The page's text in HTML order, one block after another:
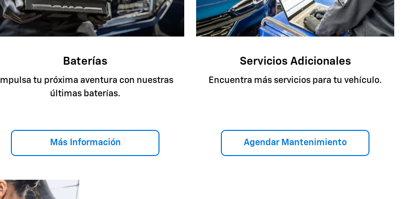
Baterías
Impulsa tu próxima aventura con nuestras
últimas baterías.
Más Información
Servicios Adicionales
Encuentra más servicios para tu vehículo.
Agendar Mantenimiento